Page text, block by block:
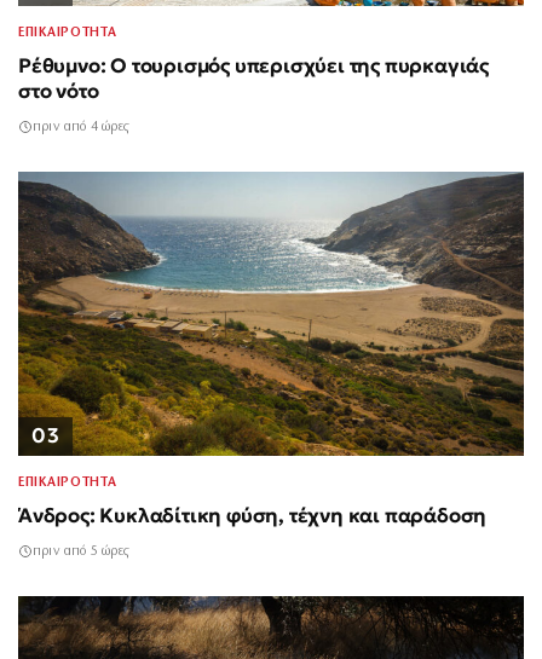
ΕΠΙΚΑΙΡΟΤΗΤΑ
Ρέθυμνο: Ο τουρισμός υπερισχύει της πυρκαγιάς
στο νότο
πριν από 4 ώρες
03
ΕΠΙΚΑΙΡΟΤΗΤΑ
Άνδρος: Κυκλαδίτικη φύση, τέχνη και παράδοση
πριν από 5 ώρες